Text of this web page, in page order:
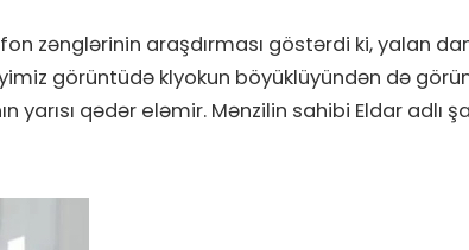
zənglərinin araşdırması göstərdi ki, yalan
görüntüdə klyokun böyüklüyündən də
qədər eləmir. Mənzilin sahibi Eldar adlı